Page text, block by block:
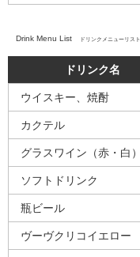
Drink Menu List ドリンクメニューリスト
ドリンク名
ウイスキー、焼酎
カクテル
グラスワイン（赤・白）
ソフトドリンク
瓶ビール
ヴーヴクリコイエロー